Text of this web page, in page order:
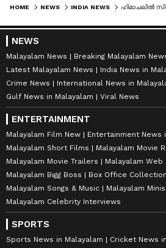
HOME NEWS INDIA NEWS
NEWS
Malayalam News
Breaking Malayalam
Latest Malayalam News
India News in
Crime News
International News in
Gulf News in Malayalam
Viral News
ENTERTAINMENT
Malayalam Film New
Entertainment News
Malayalam Short Films
Malayalam Movie
Malayalam Movie Trailers
Malayalam Web
Malayalam Bigg Boss
Box Office
Malayalam Songs & Music
Malayalam
Malayalam Celebrity Interviews
SPORTS
Sports News in Malayalam
Cricket News